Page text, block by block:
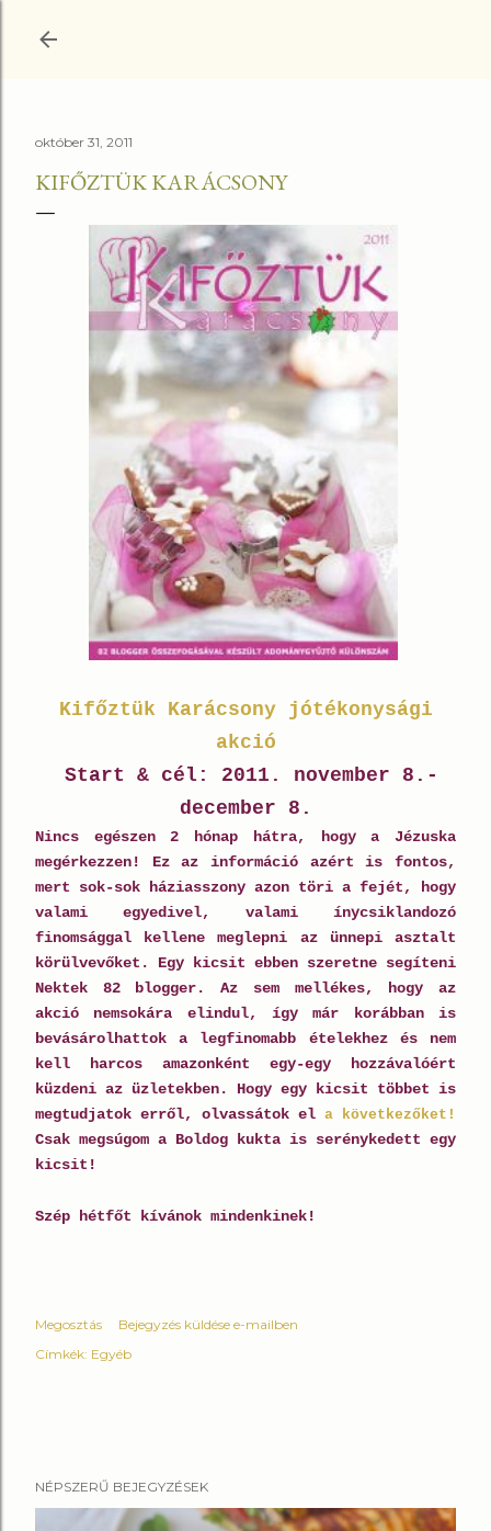
október 31, 2011
KIFŐZTÜK KARÁCSONY
Kifőztük Karácsony jótékonysági
akció
Start & cél: 2011. november 8.-
december 8.
Nincs egészen 2 hónap hátra, hogy a Jézuska
megérkezzen! Ez az információ azért is fontos,
mert sok-sok háziasszony azon töri a fejét, hogy
valami egyedivel, valami ínycsiklandozó
finomsággal kellene meglepni az ünnepi asztalt
körülvevőket. Egy kicsit ebben szeretne segíteni
Nektek 82 blogger. Az sem mellékes, hogy az
akció nemsokára elindul, így már korábban is
bevásárolhattok a legfinomabb ételekhez és nem
kell harcos amazonként egy-egy hozzávalóért
küzdeni az üzletekben. Hogy egy kicsit többet is
megtudjatok erről, olvassátok el a következőket!
Csak megsúgom a Boldog kukta is serénykedett egy
kicsit!
Szép hétfőt kívánok mindenkinek!
Megosztás
Bejegyzés küldése e-mailben
Címkék: Egyéb
NÉPSZERŰ BEJEGYZÉSEK